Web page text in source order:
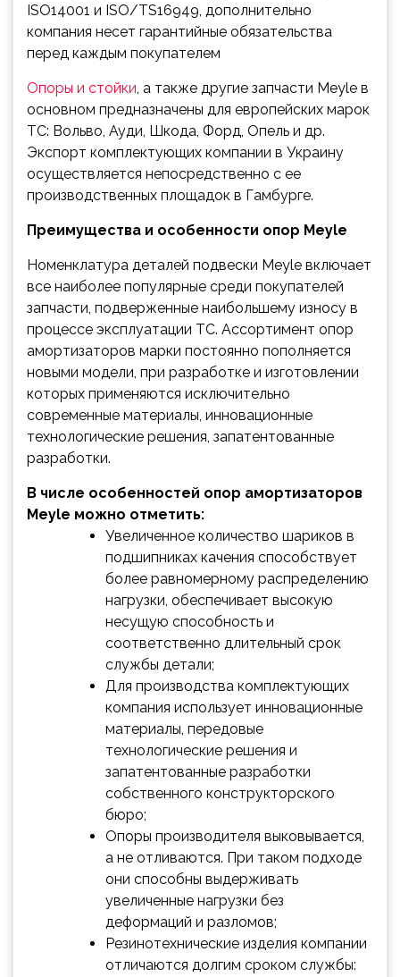
ISO14001 и ISO/TS16949, дополнительно
компания несет гарантийные обязательства
перед каждым покупателем
Опоры и стойки, а также другие запчасти Meyle в
основном предназначены для европейских марок
ТС: Вольво, Ауди, Шкода, Форд, Опель и др.
Экспорт комплектующих компании в Украину
осуществляется непосредственно с ее
производственных площадок в Гамбурге.
Преимущества и особенности опор Meyle
Номенклатура деталей подвески Meyle включает
все наиболее популярные среди покупателей
запчасти, подверженные наибольшему износу в
процессе эксплуатации ТС. Ассортимент опор
амортизаторов марки постоянно пополняется
новыми модели, при разработке и изготовлении
которых применяются исключительно
современные материалы, инновационные
технологические решения, запатентованные
разработки.
В числе особенностей опор амортизаторов
Meyle можно отметить:
Увеличенное количество шариков в
подшипниках качения способствует
более равномерному распределению
нагрузки, обеспечивает высокую
несущую способность и
соответственно длительный срок
службы детали;
Для производства комплектующих
компания использует инновационные
материалы, передовые
технологические решения и
запатентованные разработки
собственного конструкторского
бюро;
Опоры производителя выковывается,
а не отливаются. При таком подходе
они способны выдерживать
увеличенные нагрузки без
деформаций и разломов;
Резинотехнические изделия компании
отличаются долгим сроком службы: